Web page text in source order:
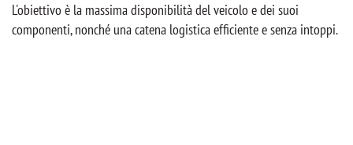
L'obiettivo è la massima disponibilità del veicolo e dei suoi
componenti, nonché una catena logistica efficiente e senza intoppi.